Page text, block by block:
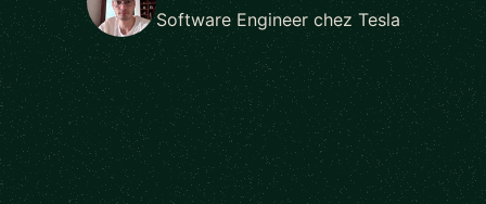
Software Engineer chez Tesla